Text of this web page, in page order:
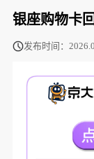
银座购物卡
发布时间：